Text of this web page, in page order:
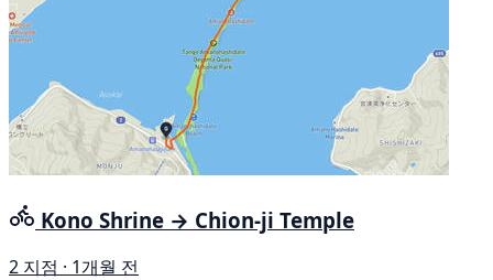
Kono Shrine → Chion-ji Temple
2 지점 · 1개월 전